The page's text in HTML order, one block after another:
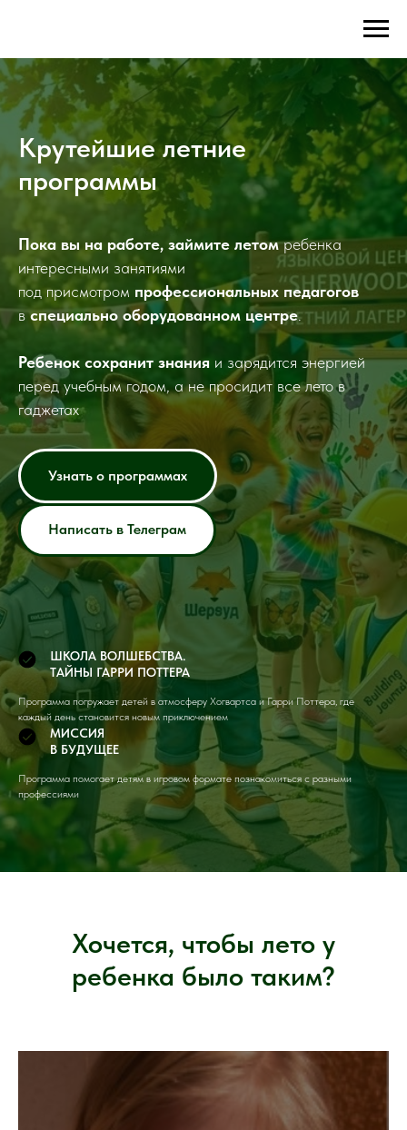
Крутейшие летние
программы
Пока вы на работе, займите летомребенка
интересными занятиями
под присмотром профессиональных педагогов
вспециально оборудованном центре.
Ребенок сохранит знания и зарядится энергией
перед учебным годом, а не просидит все лето в
гаджетах
Узнать о программах
Написать в Телеграм
ШКОЛА ВОЛШЕБСТВА.
ТАЙНЫ ГАРРИ ПОТТЕРА
Программа погружает детей в атмосферу Хогвартса и Гарри Поттера, где
каждый день становится новым приключением
МИССИЯ
В БУДУЩЕЕ
Программа помогает детям в игровом формате познакомиться с разными
профессиями
Хочется, чтобы лето у
ребенка было таким?